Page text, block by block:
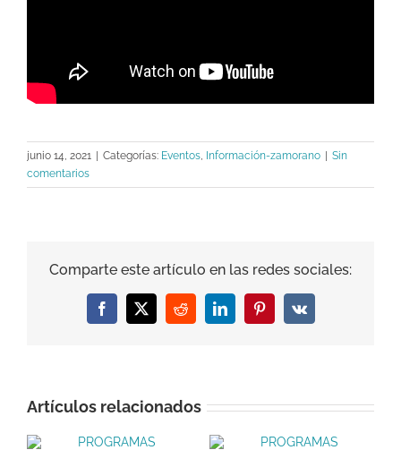
junio 14, 2021 | Categorías: Eventos, Información-zamorano | Sin
comentarios
Comparte este artículo en las redes sociales:
Facebook
X RedditLinkedInPinterest
Vk
Artículos relacionados